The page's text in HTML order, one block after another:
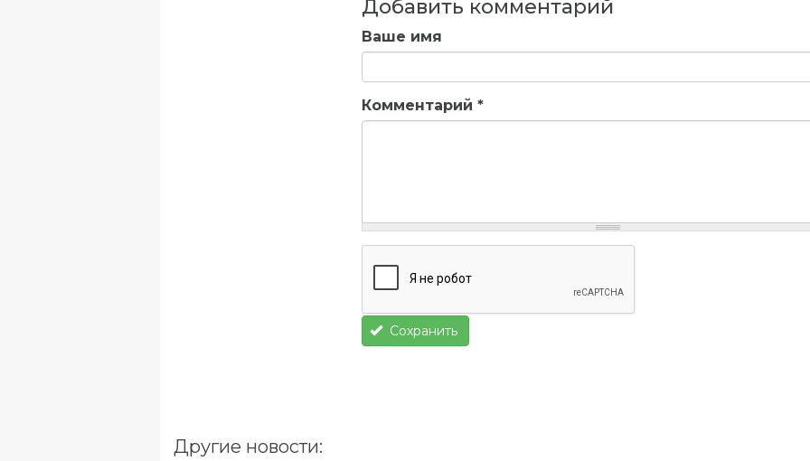
Добавить комментарий
Ваше имя
Комментарий *
Сохранить
Другие новости: